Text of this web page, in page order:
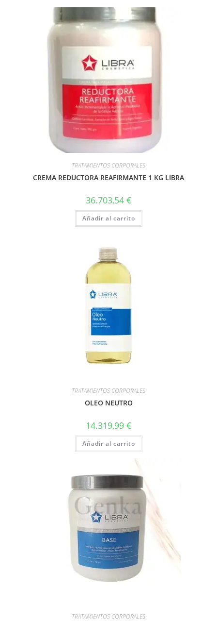
TRATAMIENTOS CORPORALES
CREMA REDUCTORA REAFIRMANTE 1 KG LIBRA
36.703,54 €
Añadir al carrito
TRATAMIENTOS CORPORALES
OLEO NEUTRO
14.319,99 €
Añadir al carrito
TRATAMIENTOS CORPORALES